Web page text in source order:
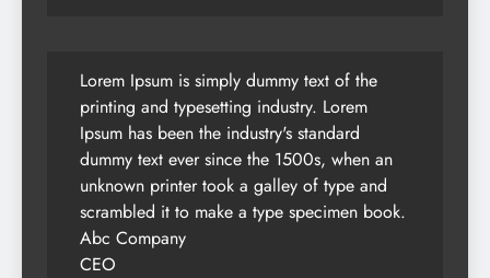
Lorem Ipsum is simply dummy text of the
printing and typesetting industry. Lorem
Ipsum has been the industry's standard
dummy text ever since the 1500s, when an
unknown printer took a galley of type and
scrambled it to make a type specimen book.
Abc Company
CEO